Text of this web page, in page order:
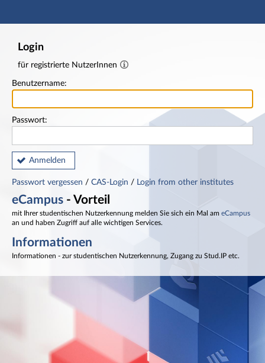
Hauptnavigation
Login
für registrierte NutzerInnen
Benutzername:
Passwort:
Anmelden
Passwort vergessen / CAS-Login / Login from other institutes
eCampus - Vorteil
mit Ihrer studentischen Nutzerkennung melden Sie sich ein Mal am eCampus
an und haben Zugriff auf alle wichtigen Services.
Informationen
Informationen - zur studentischen Nutzerkennung, Zugang zu Stud.IP etc.